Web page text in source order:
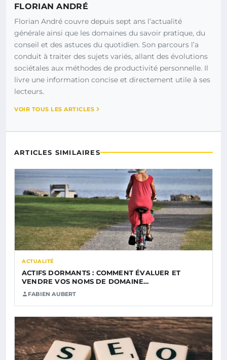
FLORIAN ANDRÉ
Florian André couvre depuis sept ans l’actualité
générale ainsi que les domaines du savoir pratique, du
conseil et des astuces du quotidien. Son parcours l’a
conduit à traiter des sujets variés, allant des évolutions
sociétales aux méthodes de productivité personnelle. Il
livre une information concise et directement utile à ses
lecteurs.
VOIR TOUS LES ARTICLES
ARTICLES SIMILAIRES
ACTUALITÉ
ACTIFS DORMANTS : COMMENT ÉVALUER ET
VENDRE VOS NOMS DE DOMAINE…
FABIEN AUBERT